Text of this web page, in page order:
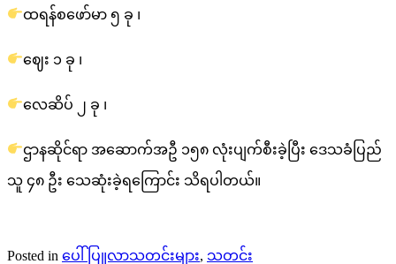
ထရန်စဖော်မာ ၅ ခု ၊
ဈေး ၁ ခု ၊
လေဆိပ် ၂ ခု ၊
ဌာနဆိုင်ရာ အဆောက်အဦ ၁၅၈ လုံးပျက်စီးခဲ့ပြီး ဒေသခံပြည်
သူ ၄၈ ဦး သေဆုံးခဲ့ရကြောင်း သိရပါတယ်။
Posted in ပေါ်ပြူလာသတင်းများ, သတင်း